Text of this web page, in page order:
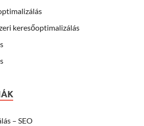
keresőoptimalizálás
– SEO